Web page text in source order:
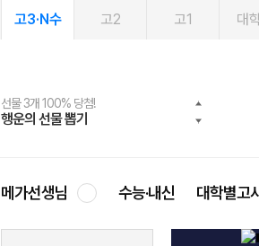
고3·N수 고2 고1 대
선물 3개 100% 당첨!
행운의 선물 뽑기
선물 100% 증정!
메가스터디 X 올리브
2027 러셀 단과
강사 공개선발
스마트러닝앱
설문 EVENT
메가패스
3일 무료 체험권
메가패스 수강생 무료혜택!
메가클럽 멤버십
사회공헌 캠페인
희망이룸 메가나눔
메가선생님 수능·내신 대학별고